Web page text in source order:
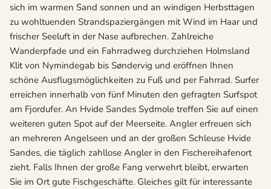
sich im warmen Sand sonnen und an windigen Herbsttagen
zu wohltuenden Strandspaziergängen mit Wind im Haar und
frischer Seeluft in der Nase aufbrechen. Zahlreiche
Wanderpfade und ein Fahrradweg durchziehen Holmsland
Klit von Nymindegab bis Søndervig und eröffnen Ihnen
schöne Ausflugsmöglichkeiten zu Fuß und per Fahrrad. Surfer
erreichen innerhalb von fünf Minuten den gefragten Surfspot
am Fjordufer. An Hvide Sandes Sydmole treffen Sie auf einen
weiteren guten Spot auf der Meerseite. Angler erfreuen sich
an mehreren Angelseen und an der großen Schleuse Hvide
Sandes, die täglich zahllose Angler in den Fischereihafenort
zieht. Falls Ihnen der große Fang verwehrt bleibt, erwarten
Sie im Ort gute Fischgeschäfte. Gleiches gilt für interessante